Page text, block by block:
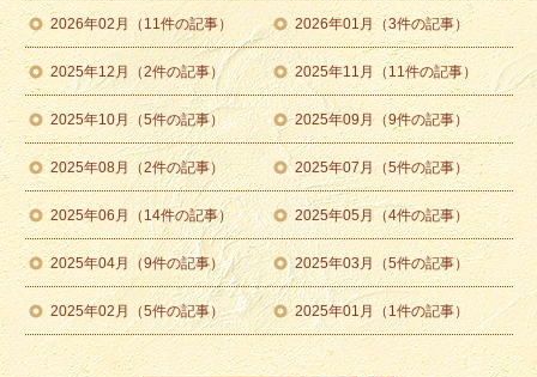
2026年02月（11件の記事） 2026年01月（3件の記事）
2025年12月（2件の記事） 2025年11月（11件の記事）
2025年10月（5件の記事） 2025年09月（9件の記事）
2025年08月（2件の記事） 2025年07月（5件の記事）
2025年06月（14件の記事） 2025年05月（4件の記事）
2025年04月（9件の記事） 2025年03月（5件の記事）
2025年02月（5件の記事） 2025年01月（1件の記事）